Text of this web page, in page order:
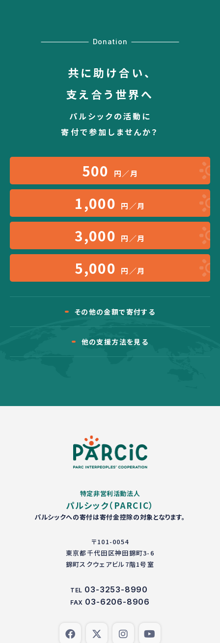
Donation
共に助け合い、
支え合う世界へ
パルシックの活動に
寄付で参加しませんか？
500 円／月
1,000 円／月
3,000 円／月
5,000 円／月
その他の金額で寄付する
他の支援方法を見る
特定非営利活動法人
パルシック（PARCIC）
パルシックへの寄付は寄付金控除の対象となります。
〒101-0054
東京都千代田区神田錦町3-6
錦町スクウェアビル7階1号室
TEL 03-3253-8990
FAX 03-6206-8906